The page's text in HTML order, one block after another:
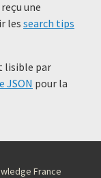
une
les search tips
lisible par
JSON pour la
France